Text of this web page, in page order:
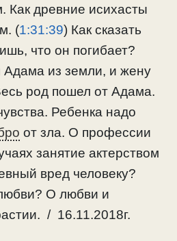
древние исихасты
(1:31:39) Как сказать
что он погибает?
Адама из земли, и жену
род пошел от Адама.
Ребенка надо
от зла. О профессии
занятие актерством
вред человеку?
О любви и
/ 16.11.2018г.